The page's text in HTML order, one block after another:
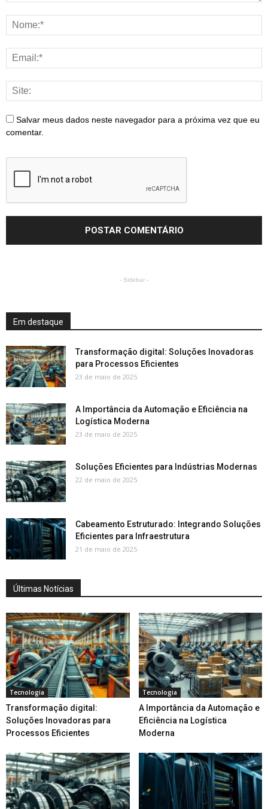
Salvar meus dados neste navegador para a próxima vez que eu
comentar.
- Sidebar -
Em destaque
Transformação digital: Soluções Inovadoras
para Processos Eficientes
23 de maio de 2025
A Importância da Automação e Eficiência na
Logística Moderna
23 de maio de 2025
Soluções Eficientes para Indústrias Modernas
22 de maio de 2025
Cabeamento Estruturado: Integrando Soluções
Eficientes para Infraestrutura
21 de maio de 2025
Últimas Notícias
Tecnologia
Transformação digital:
Soluções Inovadoras para
Processos Eficientes
Tecnologia
A Importância da Automação e
Eficiência na Logística
Moderna